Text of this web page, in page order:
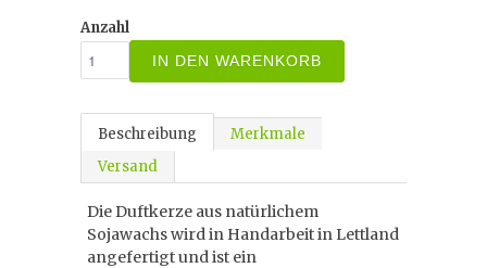
Anzahl
IN DEN WARENKORB
Beschreibung
Merkmale
Versand
Die Duftkerze aus natürlichem
Sojawachs wird in Handarbeit in Lettland
angefertigt und ist ein